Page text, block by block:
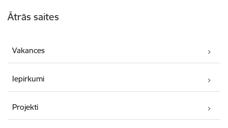
Ātrās saites
Vakances
Iepirkumi
Projekti